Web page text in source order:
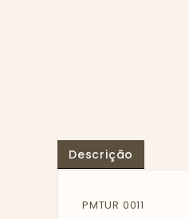
Descrição
PMTUR 0011